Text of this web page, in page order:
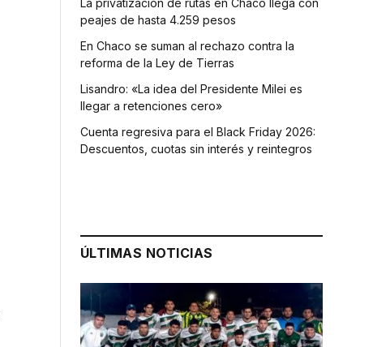
peajes de hasta 4.259 pesos
En Chaco se suman al rechazo contra la
reforma de la Ley de Tierras
Lisandro: «La idea del Presidente Milei es
llegar a retenciones cero»
Cuenta regresiva para el Black Friday 2026:
Descuentos, cuotas sin interés y reintegros
ÚLTIMAS NOTICIAS